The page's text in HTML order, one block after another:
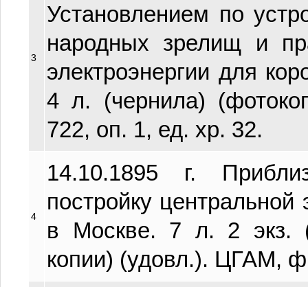
3
Установлением по
народных зрелищ и
электроэнергии для
4 л. (чернила)
722, оп. 1, ед. хр. 32.
4
14.10.1895 г.
постройку центральной
в Москве. 7 л. 2 экз.
копии) (удовл.). ЦГАМ,